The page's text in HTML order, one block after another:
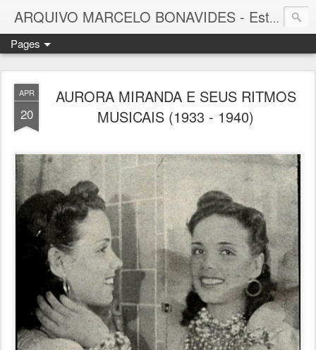
ARQUIVO MARCELO BONAVIDES - Estrelas que nunca se Apagam -
Pages
APR
20
AURORA MIRANDA E SEUS RITMOS
MUSICAIS (1933 - 1940)